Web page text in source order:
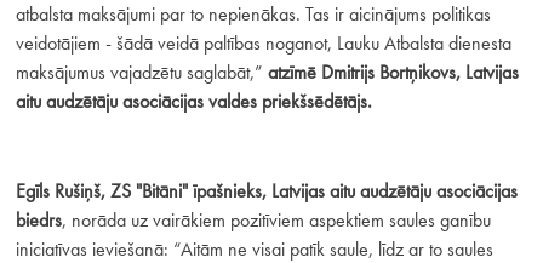
atbalsta maksājumi par to nepienākas. Tas ir aicinājums politikas
veidotājiem - šādā veidā paltības noganot, Lauku Atbalsta dienesta
maksājumus vajadzētu saglabāt,” atzīmē Dmitrijs Bortņikovs, Latvijas
aitu audzētāju asociācijas valdes priekšsēdētājs.
Egīls Rušiņš, ZS "Bitāni" īpašnieks, Latvijas aitu audzētāju asociācijas
biedrs, norāda uz vairākiem pozitīviem aspektiem saules ganību
iniciatīvas ieviešanā: “Aitām ne visai patīk saule, līdz ar to saules